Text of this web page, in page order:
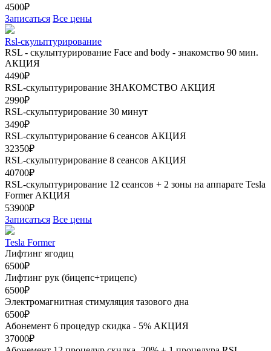
4500₽
Записаться Все цены
Rsl-скульптурирование
RSL - скульптурирование Face and body - знакомство 90 мин.
АКЦИЯ
4490₽
RSL-скульптурирование ЗНАКОМСТВО АКЦИЯ
2990₽
RSL-скульптурирование 30 минут
3490₽
RSL-скульптурирование 6 сеансов АКЦИЯ
32350₽
RSL-скульптурирование 8 сеансов АКЦИЯ
40700₽
RSL-скульптурирование 12 сеансов + 2 зоны на аппарате Tesla
Former АКЦИЯ
53900₽
Записаться Все цены
Tesla Former
Лифтинг ягодиц
6500₽
Лифтинг рук (бицепс+трицепс)
6500₽
Электромагнитная стимуляция тазового дна
6500₽
Абонемент 6 процедур скидка - 5% АКЦИЯ
37000₽